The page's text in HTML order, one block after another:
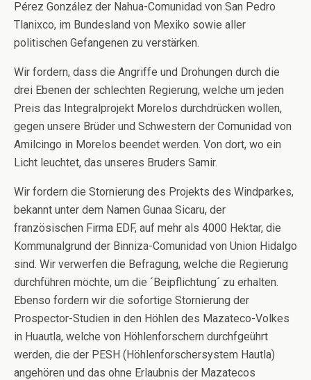
Pérez González der Nahua-Comunidad von San Pedro
Tlanixco, im Bundesland von Mexiko sowie aller
politischen Gefangenen zu verstärken.
Wir fordern, dass die Angriffe und Drohungen durch die
drei Ebenen der schlechten Regierung, welche um jeden
Preis das Integralprojekt Morelos durchdrücken wollen,
gegen unsere Brüder und Schwestern der Comunidad von
Amilcingo in Morelos beendet werden. Von dort, wo ein
Licht leuchtet, das unseres Bruders Samir.
Wir fordern die Stornierung des Projekts des Windparkes,
bekannt unter dem Namen Gunaa Sicaru, der
französischen Firma EDF, auf mehr als 4000 Hektar, die
Kommunalgrund der Binniza-Comunidad von Union Hidalgo
sind. Wir verwerfen die Befragung, welche die Regierung
durchführen möchte, um die ´Beipflichtung´ zu erhalten.
Ebenso fordern wir die sofortige Stornierung der
Prospector-Studien in den Höhlen des Mazateco-Volkes
in Huautla, welche von Höhlenforschern durchfgeührt
werden, die der PESH (Höhlenforschersystem Hautla)
angehören und das ohne Erlaubnis der Mazatecos